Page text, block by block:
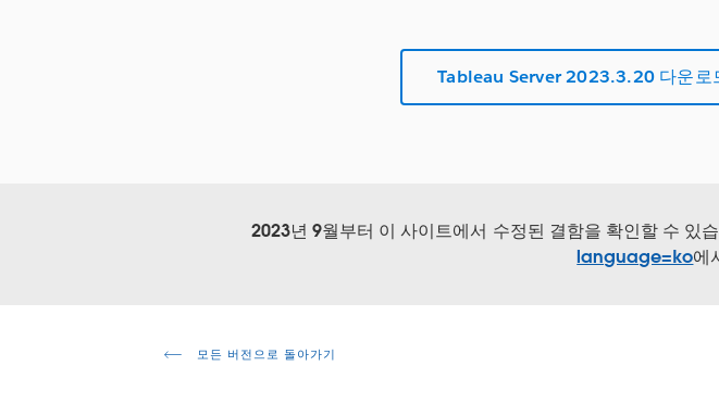
Tableau Server 2023.3.20 다운로
2023년 9월부터 이 사이트에서 수정된 결함을 확인할 수 있
language=ko에
모든 버전으로 돌아가기